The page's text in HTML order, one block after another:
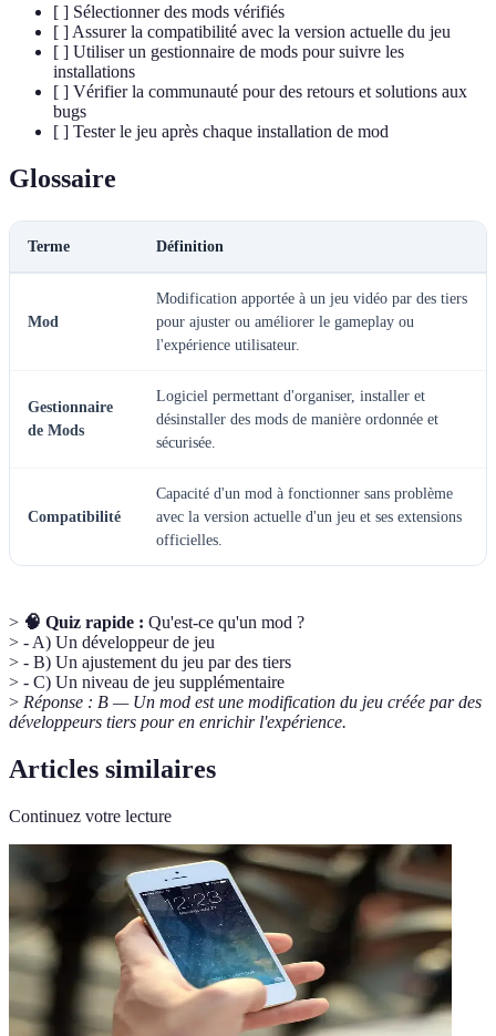
[ ] Sélectionner des mods vérifiés
[ ] Assurer la compatibilité avec la version actuelle du jeu
[ ] Utiliser un gestionnaire de mods pour suivre les
installations
[ ] Vérifier la communauté pour des retours et solutions aux
bugs
[ ] Tester le jeu après chaque installation de mod
Glossaire
Terme Définition
Mod
Modification apportée à un jeu vidéo par des tiers
pour ajuster ou améliorer le gameplay ou
l'expérience utilisateur.
Gestionnaire
de Mods
Logiciel permettant d'organiser, installer et
désinstaller des mods de manière ordonnée et
sécurisée.
Compatibilité
Capacité d'un mod à fonctionner sans problème
avec la version actuelle d'un jeu et ses extensions
officielles.
> 🧠 Quiz rapide : Qu'est-ce qu'un mod ?
> - A) Un développeur de jeu
> - B) Un ajustement du jeu par des tiers
> - C) Un niveau de jeu supplémentaire
> Réponse : B — Un mod est une modification du jeu créée par des
développeurs tiers pour en enrichir l'expérience.
Articles similaires
Continuez votre lecture